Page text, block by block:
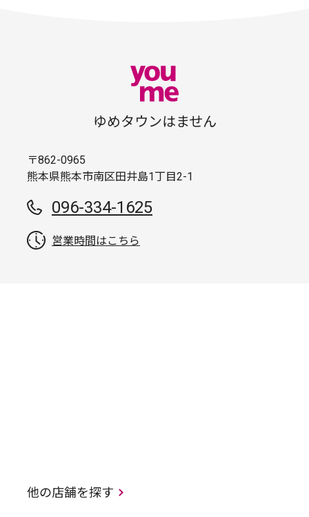
ゆめタウンはません
〒862-0965
熊本県熊本市南区田井島1丁目2-1
096-334-1625
営業時間はこちら
他の店舗を探す